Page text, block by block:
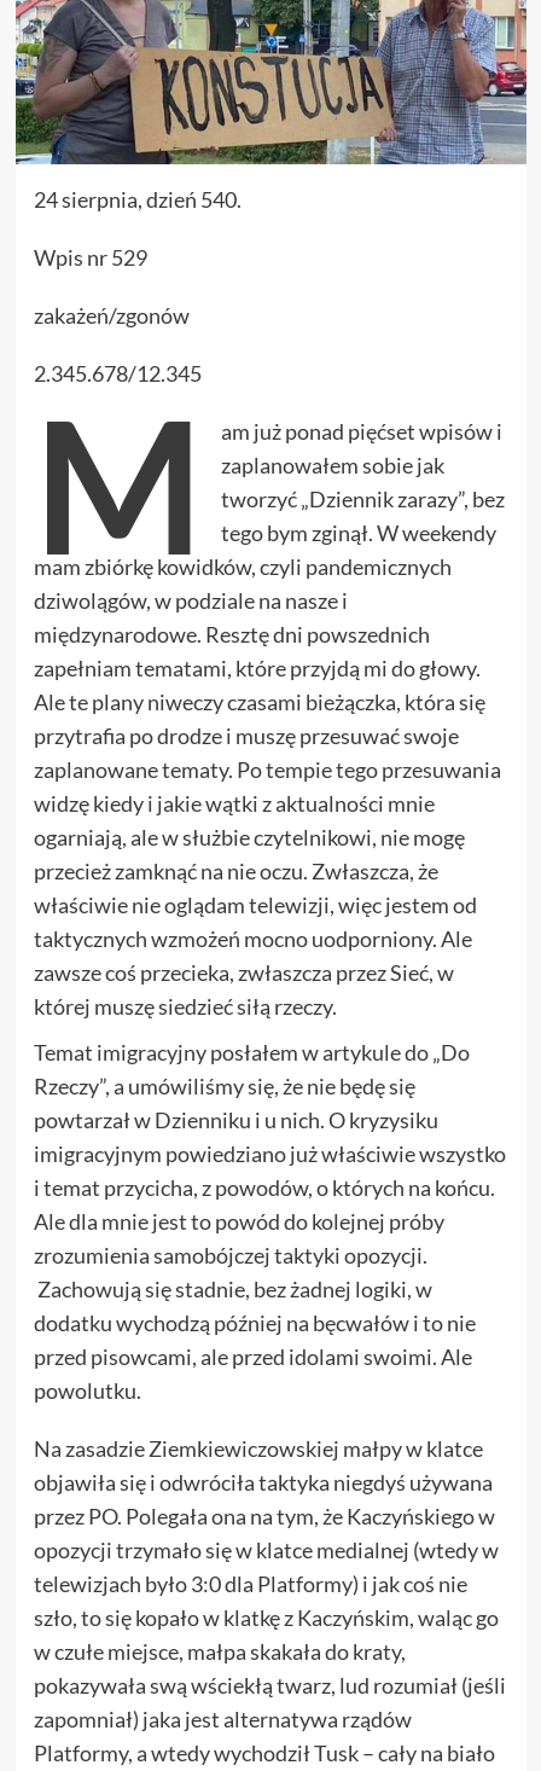
24 sierpnia, dzień 540.
Wpis nr 529
zakażeń/zgonów
2.345.678/12.345
M
am już ponad pięćset wpisów i
zaplanowałem sobie jak
tworzyć „Dziennik zarazy”, bez
tego bym zginął. W weekendy
mam zbiórkę kowidków, czyli pandemicznych
dziwolągów, w podziale na nasze i
międzynarodowe. Resztę dni powszednich
zapełniam tematami, które przyjdą mi do głowy.
Ale te plany niweczy czasami bieżączka, która się
przytrafia po drodze i muszę przesuwać swoje
zaplanowane tematy. Po tempie tego przesuwania
widzę kiedy i jakie wątki z aktualności mnie
ogarniają, ale w służbie czytelnikowi, nie mogę
przecież zamknąć na nie oczu. Zwłaszcza, że
właściwie nie oglądam telewizji, więc jestem od
taktycznych wzmożeń mocno uodporniony. Ale
zawsze coś przecieka, zwłaszcza przez Sieć, w
której muszę siedzieć siłą rzeczy.
Temat imigracyjny posłałem w artykule do „Do
Rzeczy”, a umówiliśmy się, że nie będę się
powtarzał w Dzienniku i u nich. O kryzysiku
imigracyjnym powiedziano już właściwie wszystko
i temat przycicha, z powodów, o których na końcu.
Ale dla mnie jest to powód do kolejnej próby
zrozumienia samobójczej taktyki opozycji.
Zachowują się stadnie, bez żadnej logiki, w
dodatku wychodzą później na bęcwałów i to nie
przed pisowcami, ale przed idolami swoimi. Ale
powolutku.
Na zasadzie Ziemkiewiczowskiej małpy w klatce
objawiła się i odwróciła taktyka niegdyś używana
przez PO. Polegała ona na tym, że Kaczyńskiego w
opozycji trzymało się w klatce medialnej (wtedy w
telewizjach było 3:0 dla Platformy) i jak coś nie
szło, to się kopało w klatkę z Kaczyńskim, waląc go
w czułe miejsce, małpa skakała do kraty,
pokazywała swą wściekłą twarz, lud rozumiał (jeśli
zapomniał) jaka jest alternatywa rządów
Platformy, a wtedy wychodził Tusk – cały na biało